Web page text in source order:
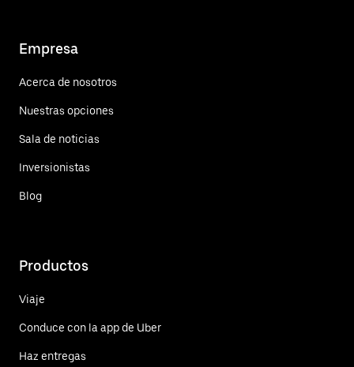
Empresa
Acerca de nosotros
Nuestras opciones
Sala de noticias
Inversionistas
Blog
Productos
Viaje
Conduce con la app de Uber
Haz entregas